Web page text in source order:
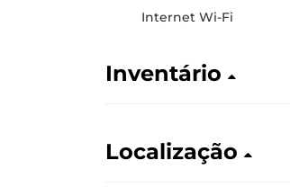
Internet Wi-Fi
Inventário
Localização